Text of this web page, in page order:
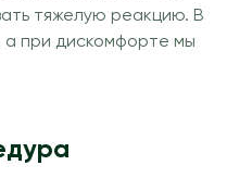
тяжелую реакцию. В
а при дискомфорте мы